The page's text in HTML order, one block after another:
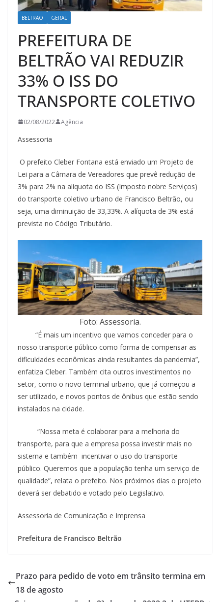
BELTRÃO GERAL
PREFEITURA DE
BELTRÃO VAI REDUZIR
33% O ISS DO
TRANSPORTE COLETIVO
02/08/2022 Agência
Assessoria
O prefeito Cleber Fontana está enviado um Projeto de
Lei para a Câmara de Vereadores que prevê redução de
3% para 2% na alíquota do ISS (Imposto nobre Serviços)
do transporte coletivo urbano de Francisco Beltrão, ou
seja, uma diminuição de 33,33%. A alíquota de 3% está
prevista no Código Tributário.
Foto: Assessoria.
“É mais um incentivo que vamos conceder para o
nosso transporte público como forma de compensar as
dificuldades econômicas ainda resultantes da pandemia”,
enfatiza Cleber. Também cita outros investimentos no
setor, como o novo terminal urbano, que já começou a
ser utilizado, e novos pontos de ônibus que estão sendo
instalados na cidade.
“Nossa meta é colaborar para a melhoria do
transporte, para que a empresa possa investir mais no
sistema e também incentivar o uso do transporte
público. Queremos que a população tenha um serviço de
qualidade”, relata o prefeito. Nos próximos dias o projeto
deverá ser debatido e votado pelo Legislativo.
Assessoria de Comunicação e Imprensa
Prefeitura de Francisco Beltrão
Prazo para pedido de voto em trânsito termina em
18 de agosto